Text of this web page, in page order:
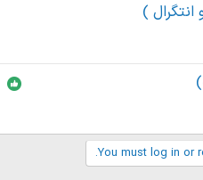
)
You must log in or